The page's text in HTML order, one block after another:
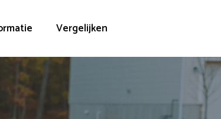
Vergelijken